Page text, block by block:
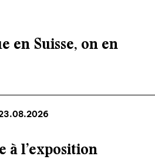
d’artistes
portraits
durable
en Suisse, on en
à l’exposition